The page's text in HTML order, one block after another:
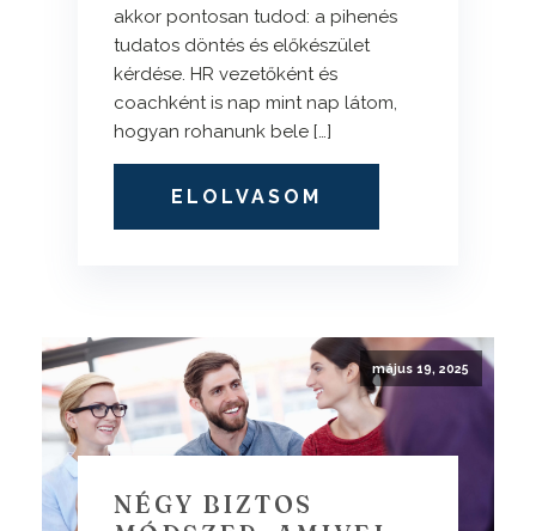
akkor pontosan tudod: a pihenés
tudatos döntés és előkészület
kérdése. HR vezetőként és
coachként is nap mint nap látom,
hogyan rohanunk bele […]
ELOLVASOM
május 19, 2025
NÉGY BIZTOS